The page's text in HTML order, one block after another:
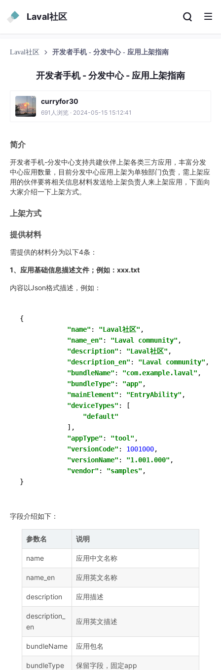
Laval社区
Laval社区 开发者手机 - 分发中心 - 应用上架指南
开发者手机 - 分发中心 - 应用上架指南
curryfor30
691人浏览 · 2024-05-15 15:12:41
简介
开发者手机-分发中心支持共建伙伴上架各类三方应用，丰富分发
中心应用数量，目前分发中心应用上架为单独部门负责，需上架应
用的伙伴要将相关信息材料发送给上架负责人来上架应用，下面向
大家介绍一下上架方式。
上架方式
提供材料
需提供的材料分为以下4条：
1、应用基础信息描述文件；例如：xxx.txt
内容以Json格式描述，例如：
{
"name" : "Laval社区" ,
"name_en" : "Laval community" ,
"description" : "Laval社区" ,
"description_en" : "Laval community" ,
"bundleName" : "com.example.laval" ,
"bundleType" : "app" ,
"mainElement" : "EntryAbility" ,
"deviceTypes" : [
"default"
],
"appType" : "tool" ,
"versionCode" : 1001000,
"versionName" : "1.001.000" ,
"vendor" : "samples" ,
}
字段介绍如下：
参数名 说明
name 应用中文名称
name_en 应用英文名称
description 应用描述
description_
en
应用英文描述
bundleName 应用包名
bundleType 保留字段，固定app